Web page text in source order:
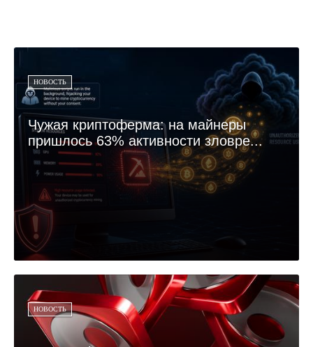
НОВОСТЬ
Чужая криптоферма: на майнеры
пришлось 63% активности зловре...
НОВОСТЬ